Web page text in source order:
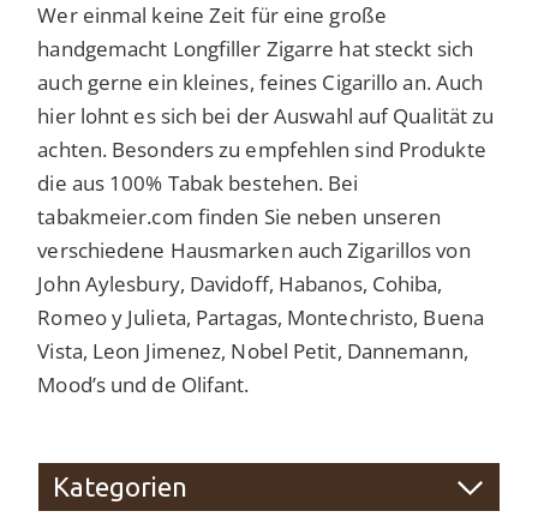
Wer einmal keine Zeit für eine große
handgemacht Longfiller Zigarre hat steckt sich
auch gerne ein kleines, feines Cigarillo an. Auch
hier lohnt es sich bei der Auswahl auf Qualität zu
achten. Besonders zu empfehlen sind Produkte
die aus 100% Tabak bestehen. Bei
tabakmeier.com finden Sie neben unseren
verschiedene Hausmarken auch Zigarillos von
John Aylesbury, Davidoff, Habanos, Cohiba,
Romeo y Julieta, Partagas, Montechristo, Buena
Vista, Leon Jimenez, Nobel Petit, Dannemann,
Mood’s und de Olifant.
Kategorien